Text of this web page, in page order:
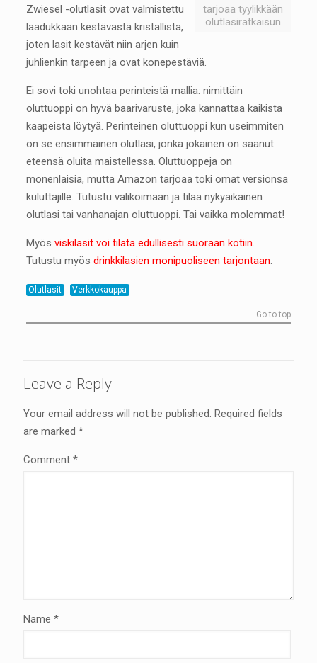
tarjoaa tyylikkään
olutlasiratkaisun
Zwiesel -olutlasit ovat valmistettu
laadukkaan kestävästä kristallista,
joten lasit kestävät niin arjen kuin
juhlienkin tarpeen ja ovat konepestäviä.
Ei sovi toki unohtaa perinteistä mallia: nimittäin
oluttuoppi on hyvä baarivaruste, joka kannattaa kaikista
kaapeista löytyä. Perinteinen oluttuoppi kun useimmiten
on se ensimmäinen olutlasi, jonka jokainen on saanut
eteensä oluita maistellessa. Oluttuoppeja on
monenlaisia, mutta Amazon tarjoaa toki omat versionsa
kuluttajille. Tutustu valikoimaan ja tilaa nykyaikainen
olutlasi tai vanhanajan oluttuoppi. Tai vaikka molemmat!
Myös viskilasit voi tilata edullisesti suoraan kotiin.
Tutustu myös drinkkilasien monipuoliseen tarjontaan.
Olutlasit Verkkokauppa
Go to top
Leave a Reply
Your email address will not be published. Required fields
are marked *
Comment *
Name *